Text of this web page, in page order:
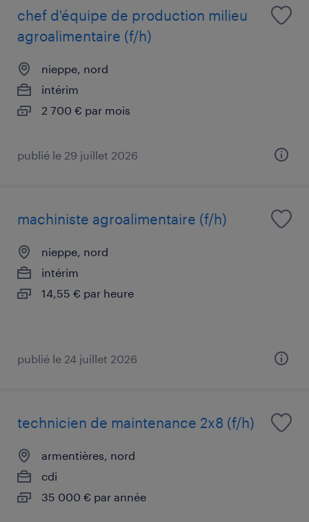
chef d'équipe de production milieu
agroalimentaire (f/h)
nieppe, nord
intérim
2 700 € par mois
publié le 29 juillet 2026
machiniste agroalimentaire (f/h)
nieppe, nord
intérim
14,55 € par heure
publié le 24 juillet 2026
technicien de maintenance 2x8 (f/h)
armentières, nord
cdi
35 000 € par année